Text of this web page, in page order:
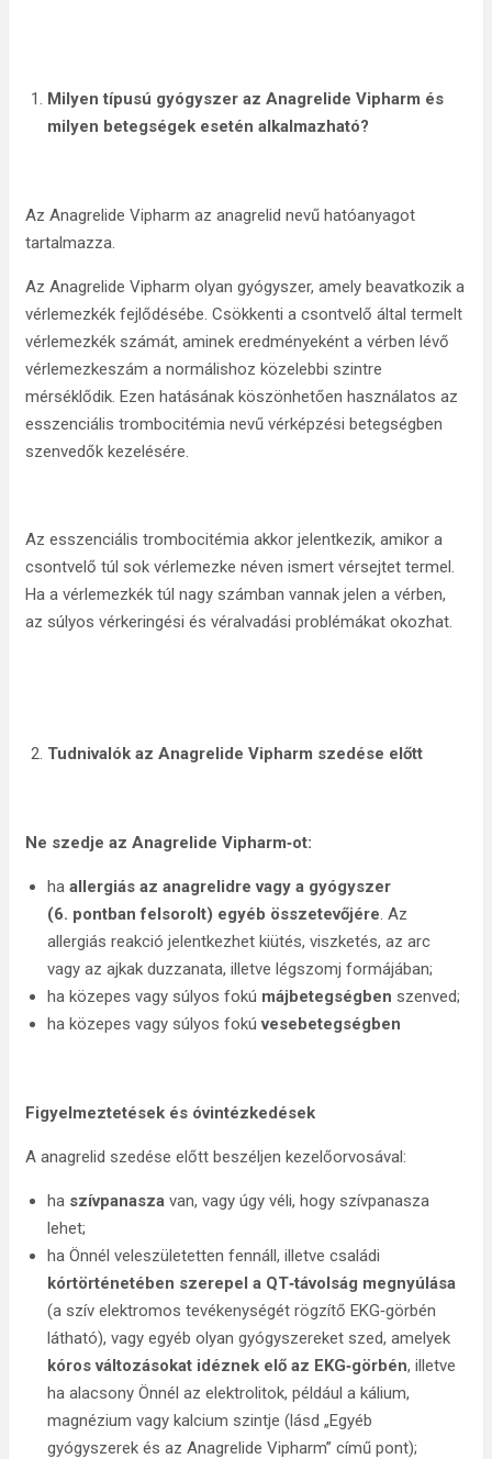
Milyen típusú gyógyszer az Anagrelide Vipharm és
milyen betegségek esetén alkalmazható?
Az Anagrelide Vipharm az anagrelid nevű hatóanyagot
tartalmazza.
Az Anagrelide Vipharm olyan gyógyszer, amely beavatkozik a
vérlemezkék fejlődésébe. Csökkenti a csontvelő által termelt
vérlemezkék számát, aminek eredményeként a vérben lévő
vérlemezkeszám a normálishoz közelebbi szintre
mérséklődik. Ezen hatásának köszönhetően használatos az
esszenciális trombocitémia nevű vérképzési betegségben
szenvedők kezelésére.
Az esszenciális trombocitémia akkor jelentkezik, amikor a
csontvelő túl sok vérlemezke néven ismert vérsejtet termel.
Ha a vérlemezkék túl nagy számban vannak jelen a vérben,
az súlyos vérkeringési és véralvadási problémákat okozhat.
Tudnivalók az Anagrelide Vipharm szedése előtt
Ne szedje az Anagrelide Vipharm‑ot:
ha allergiás az anagrelidre vagy a gyógyszer
(6. pontban felsorolt) egyéb összetevőjére. Az
allergiás reakció jelentkezhet kiütés, viszketés, az arc
vagy az ajkak duzzanata, illetve légszomj formájában;
ha közepes vagy súlyos fokú májbetegségben szenved;
ha közepes vagy súlyos fokúvesebetegségben
Figyelmeztetések és óvintézkedések
A anagrelid szedése előtt beszéljen kezelőorvosával:
ha szívpanasza van, vagy úgy véli, hogy szívpanasza
lehet;
ha Önnél veleszületetten fennáll, illetve családi
kórtörténetében szerepel a QT‑távolság megnyúlása
(a szív elektromos tevékenységét rögzítő EKG‑görbén
látható), vagy egyéb olyan gyógyszereket szed, amelyek
kóros változásokat idéznek elő az EKG‑görbén, illetve
ha alacsony Önnél az elektrolitok, például a kálium,
magnézium vagy kalcium szintje (lásd „Egyéb
gyógyszerek és az Anagrelide Vipharm” című pont);